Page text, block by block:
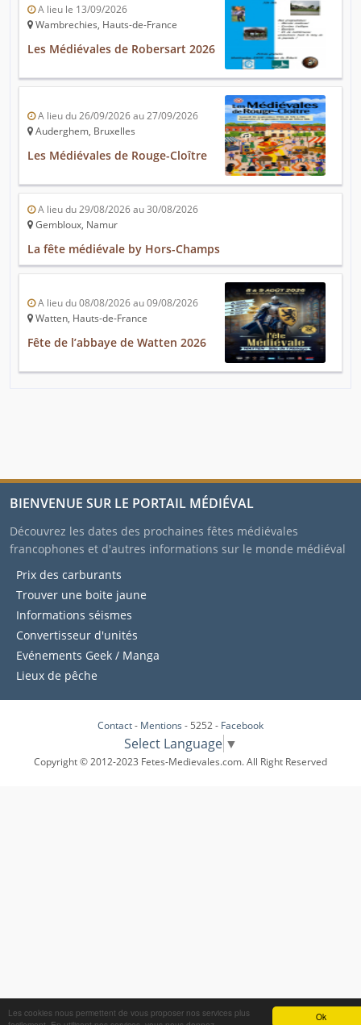
Ok
Les cookies nous permettent de vous proposer nos services plus
A lieu le 13/09/2026
Wambrechies, Hauts-de-France
Les Médiévales de Robersart 2026
A lieu du 26/09/2026 au 27/09/2026
Auderghem, Bruxelles
Les Médiévales de Rouge-Cloître
A lieu du 29/08/2026 au 30/08/2026
Gembloux, Namur
La fête médiévale by Hors-Champs
A lieu du 08/08/2026 au 09/08/2026
Watten, Hauts-de-France
Fête de l’abbaye de Watten 2026
BIENVENUE SUR LE PORTAIL MÉDIÉVAL
Découvrez les dates des prochaines fêtes médiévales
francophones et d'autres informations sur le monde médiéval
Prix des carburants
Trouver une boite jaune
Informations séismes
Convertisseur d'unités
Evénements Geek / Manga
Lieux de pêche
Contact- Mentions - 5252 - Facebook
Select Language ▼
Copyright © 2012-2023 Fetes-Medievales.com. All Right Reserved